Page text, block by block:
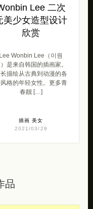
Lee 二次
美少女造型设计
欣赏
Lee Wonbin Lee（이원
是来自韩国的插画家。
描绘从古典到动漫的各
格的年轻女性。更多青
春靓 […]
插画 美女
2021/03/29
品